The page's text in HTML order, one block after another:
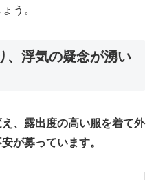
う。
、浮気の疑念が湧い
、露出度の高い服を着て外
が募っています。